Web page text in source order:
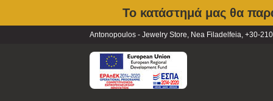
Το κατάστημά μας θα
Antonopoulos - Jewelry Store, Nea Filadelfeia, +30-